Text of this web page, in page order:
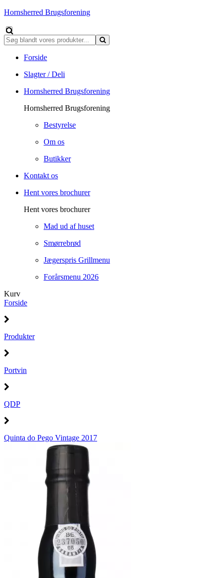
Hornsherred Brugsforening
Forside
Slagter / Deli
Hornsherred Brugsforening
Hornsherred Brugsforening
Bestyrelse
Om os
Butikker
Kontakt os
Hent vores brochurer
Hent vores brochurer
Mad ud af huset
Smørrebrød
Jægerspris Grillmenu
Forårsmenu 2026
Kurv
Forside
Produkter
Portvin
QDP
Quinta do Pego Vintage 2017